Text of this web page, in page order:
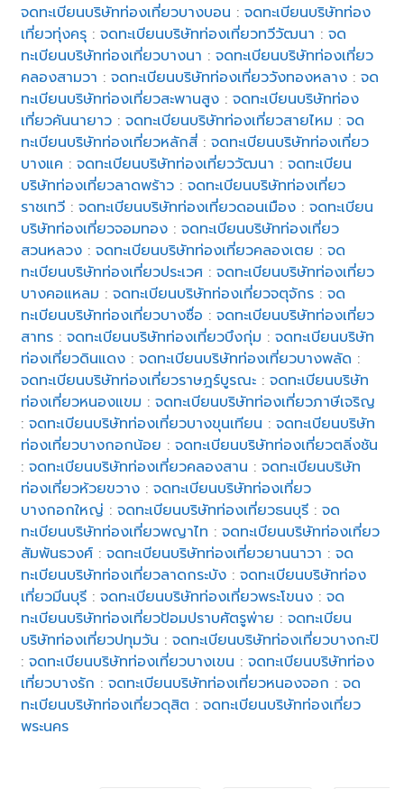
จดทะเบียนบริษัทท่องเที่ยวบางบอน :จดทะเบียนบริษัทท่อง
เที่ยวทุ่งครุ :จดทะเบียนบริษัทท่องเที่ยวทวีวัฒนา :จด
ทะเบียนบริษัทท่องเที่ยวบางนา :จดทะเบียนบริษัทท่องเที่ยว
คลองสามวา :จดทะเบียนบริษัทท่องเที่ยววังทองหลาง :จด
ทะเบียนบริษัทท่องเที่ยวสะพานสูง :จดทะเบียนบริษัทท่อง
เที่ยวคันนายาว :จดทะเบียนบริษัทท่องเที่ยวสายไหม :จด
ทะเบียนบริษัทท่องเที่ยวหลักสี่ :จดทะเบียนบริษัทท่องเที่ยว
บางแค :จดทะเบียนบริษัทท่องเที่ยววัฒนา :จดทะเบียน
บริษัทท่องเที่ยวลาดพร้าว :จดทะเบียนบริษัทท่องเที่ยว
ราชเทวี :จดทะเบียนบริษัทท่องเที่ยวดอนเมือง :จดทะเบียน
บริษัทท่องเที่ยวจอมทอง :จดทะเบียนบริษัทท่องเที่ยว
สวนหลวง :จดทะเบียนบริษัทท่องเที่ยวคลองเตย :จด
ทะเบียนบริษัทท่องเที่ยวประเวศ :จดทะเบียนบริษัทท่องเที่ยว
บางคอแหลม :จดทะเบียนบริษัทท่องเที่ยวจตุจักร :จด
ทะเบียนบริษัทท่องเที่ยวบางซื่อ :จดทะเบียนบริษัทท่องเที่ยว
สาทร :จดทะเบียนบริษัทท่องเที่ยวบึงกุ่ม :จดทะเบียนบริษัท
ท่องเที่ยวดินแดง :จดทะเบียนบริษัทท่องเที่ยวบางพลัด :
จดทะเบียนบริษัทท่องเที่ยวราษฎร์บูรณะ :จดทะเบียนบริษัท
ท่องเที่ยวหนองแขม :จดทะเบียนบริษัทท่องเที่ยวภาษีเจริญ
:จดทะเบียนบริษัทท่องเที่ยวบางขุนเทียน :จดทะเบียนบริษัท
ท่องเที่ยวบางกอกน้อย :จดทะเบียนบริษัทท่องเที่ยวตลิ่งชัน
:จดทะเบียนบริษัทท่องเที่ยวคลองสาน :จดทะเบียนบริษัท
ท่องเที่ยวห้วยขวาง :จดทะเบียนบริษัทท่องเที่ยว
บางกอกใหญ่ :จดทะเบียนบริษัทท่องเที่ยวธนบุรี :จด
ทะเบียนบริษัทท่องเที่ยวพญาไท :จดทะเบียนบริษัทท่องเที่ยว
สัมพันธวงศ์ :จดทะเบียนบริษัทท่องเที่ยวยานนาวา :จด
ทะเบียนบริษัทท่องเที่ยวลาดกระบัง :จดทะเบียนบริษัทท่อง
เที่ยวมีนบุรี :จดทะเบียนบริษัทท่องเที่ยวพระโขนง :จด
ทะเบียนบริษัทท่องเที่ยวป้อมปราบศัตรูพ่าย :จดทะเบียน
บริษัทท่องเที่ยวปทุมวัน :จดทะเบียนบริษัทท่องเที่ยวบางกะปิ
:จดทะเบียนบริษัทท่องเที่ยวบางเขน :จดทะเบียนบริษัทท่อง
เที่ยวบางรัก :จดทะเบียนบริษัทท่องเที่ยวหนองจอก :จด
ทะเบียนบริษัทท่องเที่ยวดุสิต :จดทะเบียนบริษัทท่องเที่ยว
พระนคร